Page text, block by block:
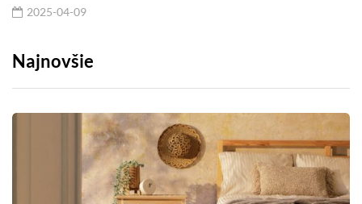
2025-04-09
Najnovšie